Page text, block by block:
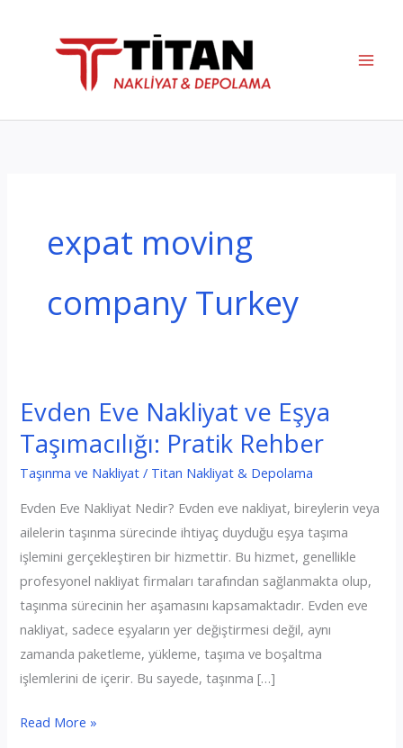
expat moving
company Turkey
Evden Eve Nakliyat ve Eşya
Taşımacılığı: Pratik Rehber
Taşınma ve Nakliyat / Titan Nakliyat & Depolama
Evden Eve Nakliyat Nedir? Evden eve nakliyat, bireylerin veya
ailelerin taşınma sürecinde ihtiyaç duyduğu eşya taşıma
işlemini gerçekleştiren bir hizmettir. Bu hizmet, genellikle
profesyonel nakliyat firmaları tarafından sağlanmakta olup,
taşınma sürecinin her aşamasını kapsamaktadır. Evden eve
nakliyat, sadece eşyaların yer değiştirmesi değil, aynı
zamanda paketleme, yükleme, taşıma ve boşaltma
işlemlerini de içerir. Bu sayede, taşınma […]
Evden
Read More »